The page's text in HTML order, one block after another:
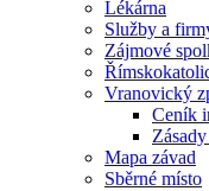
Lékárna
Služby a
Zájmové
Vranovický
Ceník
Mapa závad
Sběrné místo